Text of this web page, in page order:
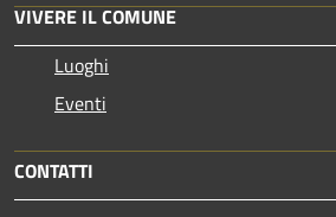
VIVERE IL COMUNE
Luoghi
Eventi
CONTATTI